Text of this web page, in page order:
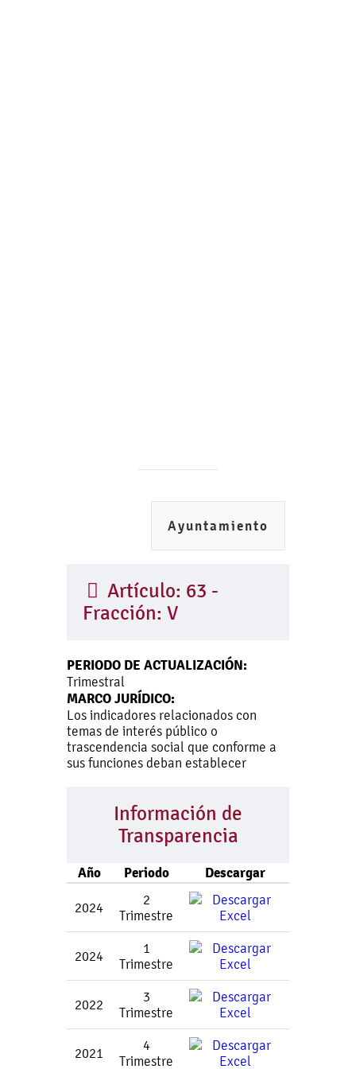
Ayuntamiento
Artículo: 63 -
Fracción: V
PERIODO DE ACTUALIZACIÓN:
Trimestral
MARCO JURÍDICO:
Los indicadores relacionados con
temas de interés público o
trascendencia social que conforme a
sus funciones deban establecer
Información de
Transparencia
Año Periodo Descargar
2024
2
Trimestre
2024
1
Trimestre
2022
3
Trimestre
2021
4
Trimestre